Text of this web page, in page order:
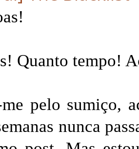
Quanto tempo!
me pelo sumiço,
nunca